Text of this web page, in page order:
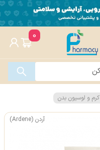
0
کرم و لوسیون بدن
آردن (Ardene)